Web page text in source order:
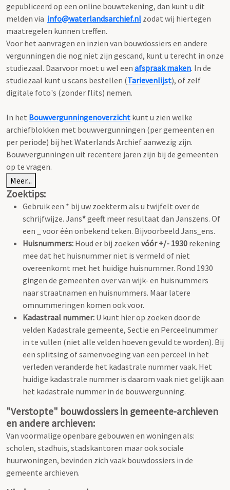
gepubliceerd op een online bouwtekening, dan kunt u dit
melden via info@waterlandsarchief.nl zodat wij hiertegen
maatregelen kunnen treffen.
Voor het aanvragen en inzien van bouwdossiers en andere
vergunningen die nog niet zijn gescand, kunt u terecht in onze
studiezaal. Daarvoor moet u wel een afspraak maken. In de
studiezaal kunt u scans bestellen (Tarievenlijst), of zelf
digitale foto's (zonder flits) nemen.
In het Bouwvergunningenoverzicht kunt u zien welke
archiefblokken met bouwvergunningen (per gemeenten en
per periode) bij het Waterlands Archief aanwezig zijn.
Bouwvergunningen uit recentere jaren zijn bij de gemeenten
op te vragen.
Meer...
Zoektips:
Gebruik een * bij uw zoekterm als u twijfelt over de
schrijfwijze. Jans*geeft meer resultaat dan Janszens. Of
een _ voor één onbekend teken. Bijvoorbeeld Jans_ens.
Huisnummers: Houd er bij zoeken vóór +/- 1930 rekening
mee dat het huisnummer niet is vermeld of niet
overeenkomt met het huidige huisnummer. Rond 1930
gingen de gemeenten over van wijk- en huisnummers
naar straatnamen en huisnummers. Maar latere
omnummeringen komen ook voor.
Kadastraal nummer: U kunt hier op zoeken door de
velden Kadastrale gemeente, Sectie en Perceelnummer
in te vullen (niet alle velden hoeven gevuld te worden). Bij
een splitsing of samenvoeging van een perceel in het
verleden veranderde het kadastrale nummer vaak. Het
huidige kadastrale nummer is daarom vaak niet gelijk aan
het kadastrale nummer in de bouwvergunning.
"Verstopte" bouwdossiers in gemeente-archieven
en andere archieven:
Van voormalige openbare gebouwen en woningen als:
scholen, stadhuis, stadskantoren maar ook sociale
huurwoningen, bevinden zich vaak bouwdossiers in de
gemeente archieven.